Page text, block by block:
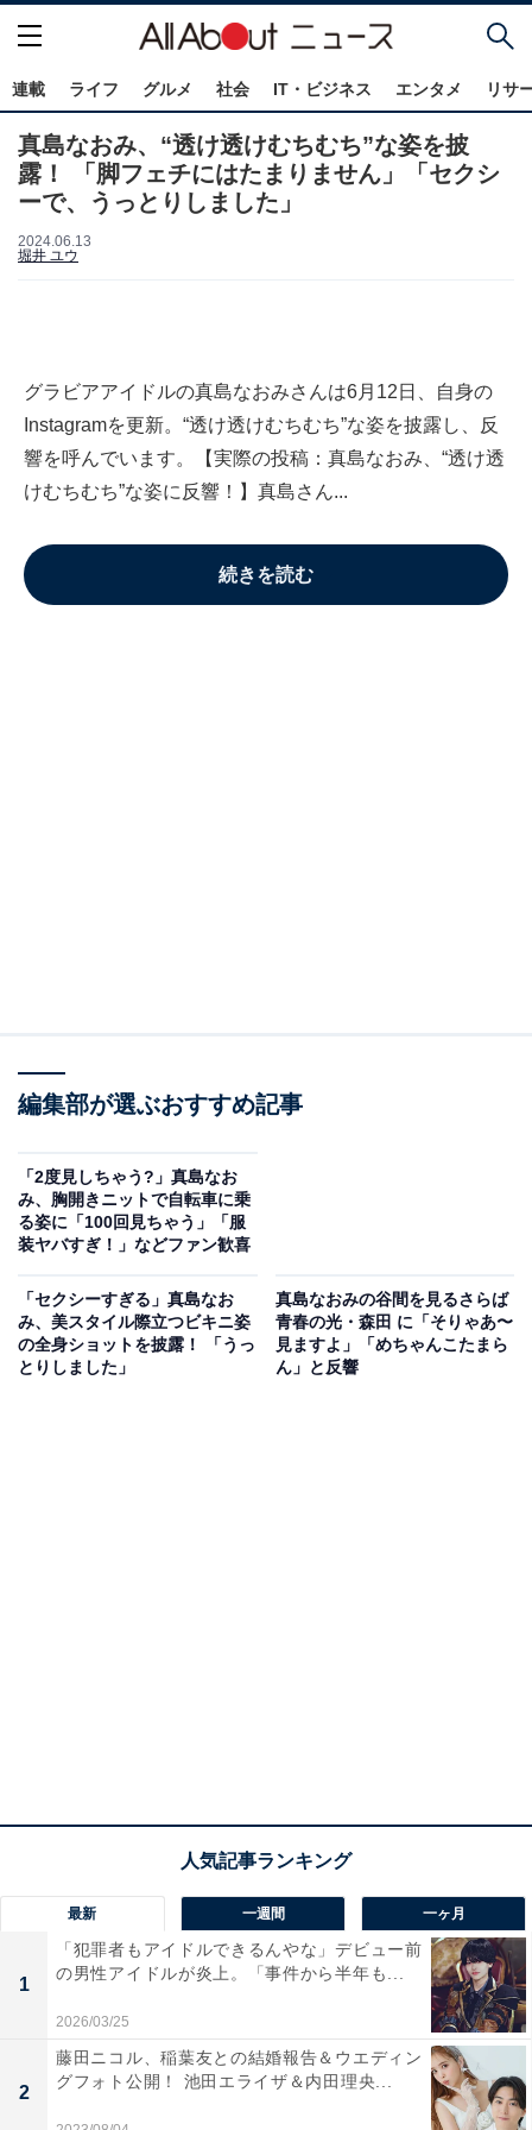
連載 ライフ グルメ 社会 IT・ビジネス エンタメ リサ
真島なおみ、“透け透けむちむち”な姿を披
露！ 「脚フェチにはたまりません」「セクシ
ーで、うっとりしました」
2024.06.13
堀井 ユウ
グラビアアイドルの真島なおみさんは6月12日、自身の
Instagramを更新。“透け透けむちむち”な姿を披露し、反
響を呼んでいます。【実際の投稿：真島なおみ、“透け透
けむちむち”な姿に反響！】真島さん...
続きを読む
編集部が選ぶおすすめ記事
「2度見しちゃう?」真島なお
み、胸開きニットで自転車に乗
る姿に「100回見ちゃう」「服
装ヤバすぎ！」などファン歓喜
「セクシーすぎる」真島なお
み、美スタイル際立つビキニ姿
の全身ショットを披露！ 「うっ
とりしました」
真島なおみの谷間を見るさらば
青春の光・森田 に「そりゃあ〜
見ますよ」「めちゃんこたまら
ん」と反響
最新 一週間 一ヶ月
1
「犯罪者もアイドルできるんやな」デビュー前
の男性アイドルが炎上。「事件から半年も...
2026/03/25
2
藤田ニコル、稲葉友との結婚報告＆ウエディン
グフォト公開！ 池田エライザ＆内田理央...